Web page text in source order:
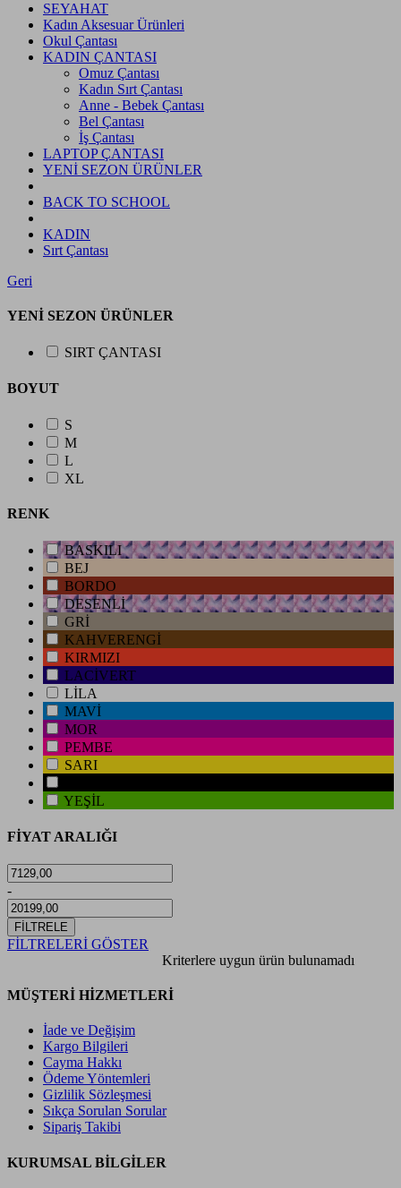
SEYAHAT
Kadın Aksesuar Ürünleri
Okul Çantası
KADIN ÇANTASI
Omuz Çantası
Kadın Sırt Çantası
Anne - Bebek Çantası
Bel Çantası
İş Çantası
LAPTOP ÇANTASI
YENİ SEZON ÜRÜNLER
BACK TO SCHOOL
KADIN
Sırt Çantası
Geri
YENİ SEZON ÜRÜNLER
SIRT ÇANTASI
BOYUT
S
M
L
XL
RENK
BASKILI
BEJ
BORDO
DESENLİ
GRİ
KAHVERENGİ
KIRMIZI
LACİVERT
LİLA
MAVİ
MOR
PEMBE
SARI
YEŞİL
FİYAT ARALIĞI
-
FİLTRELE
FİLTRELERİ GÖSTER
Kriterlere uygun ürün bulunamadı
MÜŞTERİ HİZMETLERİ
İade ve Değişim
Kargo Bilgileri
Cayma Hakkı
Ödeme Yöntemleri
Gizlilik Sözleşmesi
Sıkça Sorulan Sorular
Sipariş Takibi
KURUMSAL BİLGİLER